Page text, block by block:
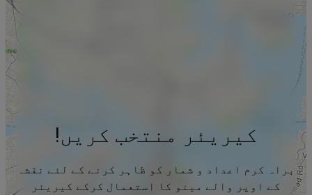
کیریئر منتخب کریں!
براہ کرم اعداد و شمار کو ظاہر کرنے کے لئے نقشہ
کے اوپر والے مینو کا استعمال کرکے کیریئر